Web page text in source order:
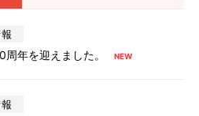
年を迎えました。